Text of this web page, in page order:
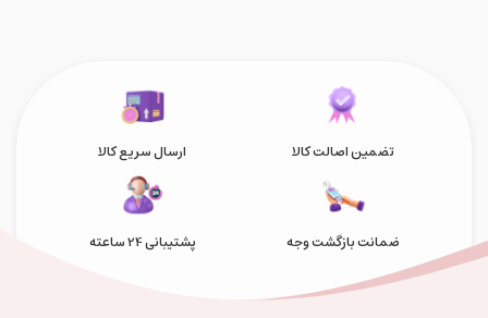
تضمین اصالت کالا ارسال سریع کالا
ضمانت بازگشت وجه پشتیبانی 24 ساعته